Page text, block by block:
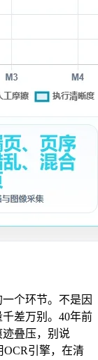
一个环节。不是因
差万别。40年前
叠压，别说
OCR引擎，在清